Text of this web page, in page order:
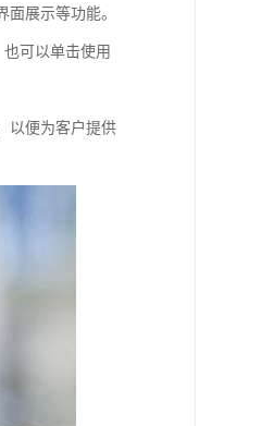
展示等功能。
可以单击使用
以便为客户提供